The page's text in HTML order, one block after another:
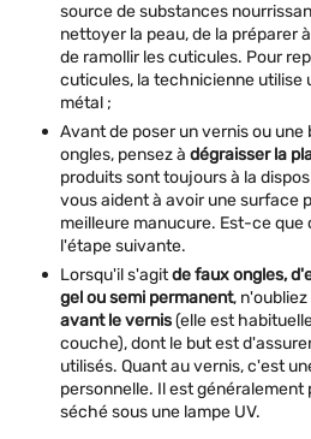
source de substances
nettoyer la peau, de la préparer
de ramollir les cuticules. Pour
cuticules, la technicienne utilise
métal ;
Avant de poser un vernis ou une
ongles, pensez à dégraisser la
produits sont toujours à la
vous aident à avoir une surface
meilleure manucure. Est-ce que
l'étape suivante.
Lorsqu'il s'agitdefaux ongles,
gel ou semi permanent, n'oubliez
avant le vernis(elle est
couche), dont le but est
utilisés. Quant au vernis, c'est
personnelle. Il est généralement
séché sous une lampe UV.